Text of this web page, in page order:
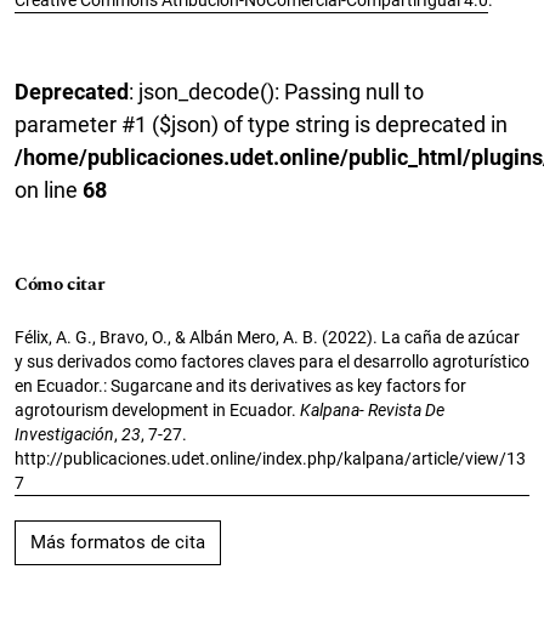
Deprecated: json_decode(): Passing null to
parameter #1 ($json) of type string is deprecated in
/home/publicaciones.udet.online/public_html/
on line 68
Cómo citar
Félix, A. G., Bravo, O., & Albán Mero, A. B. (2022). La caña de azúcar
y sus derivados como factores claves para el desarrollo agroturístico
en Ecuador.: Sugarcane and its derivatives as key factors for
agrotourism development in Ecuador. Kalpana- Revista De
Investigación,23, 7-27.
http://publicaciones.udet.online/index.php/kalpana/article/view/13
7
Más formatos de cita